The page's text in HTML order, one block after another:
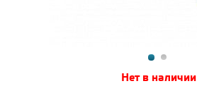
Нет в наличии